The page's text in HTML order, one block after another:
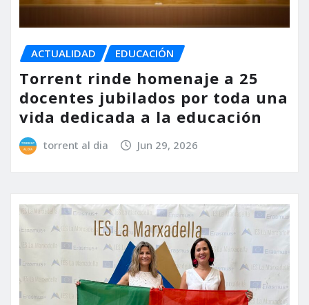
ACTUALIDAD EDUCACIÓN
Torrent rinde homenaje a 25
docentes jubilados por toda una
vida dedicada a la educación
torrent al dia Jun 29, 2026